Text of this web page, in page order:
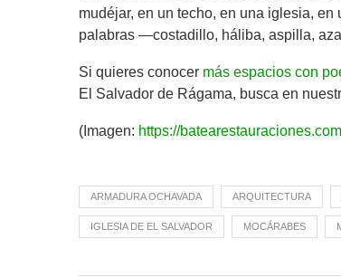
mudéjar, en un techo, en una iglesia,
palabras —costadillo, háliba, aspilla,
Si quieres conocer más espacios con
El Salvador de Rágama, busca en
(Imagen: https://
ARMADURA OCHAVADA ARQUITECTURA
IGLESIA DE EL SALVADOR MOCÁRABES